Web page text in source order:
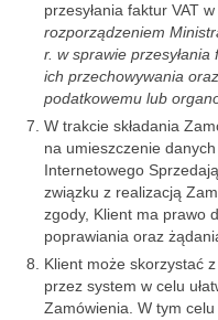
przesyłania faktur VAT
rozporządzeniem
r. w sprawie
ich przechowywania
podatkowemu lub
W trakcie składania
na umieszczenie
Internetowego
związku z realizacją
zgody, Klient ma prawo
poprawiania oraz
Klient może skorzystać
przez system w celu
Zamówienia. W tym celu